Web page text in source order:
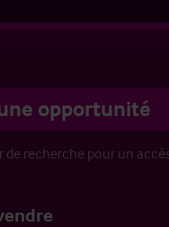
opportunité
de recherche pour un